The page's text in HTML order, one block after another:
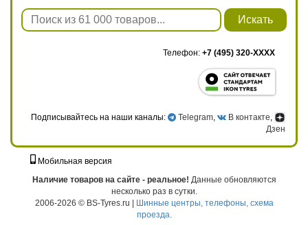
Искать
Телефон: +7 (495) 320-XXXX
Подписывайтесь на наши каналы: Telegram , В контакте
Дзен
Мобильная версия
Наличие товаров на сайте - реальное! Данные обновляются
несколько раз в сутки.
2006-2026 © BS-Tyres.ru | Шинные центры, телефоны, схема
проезда.